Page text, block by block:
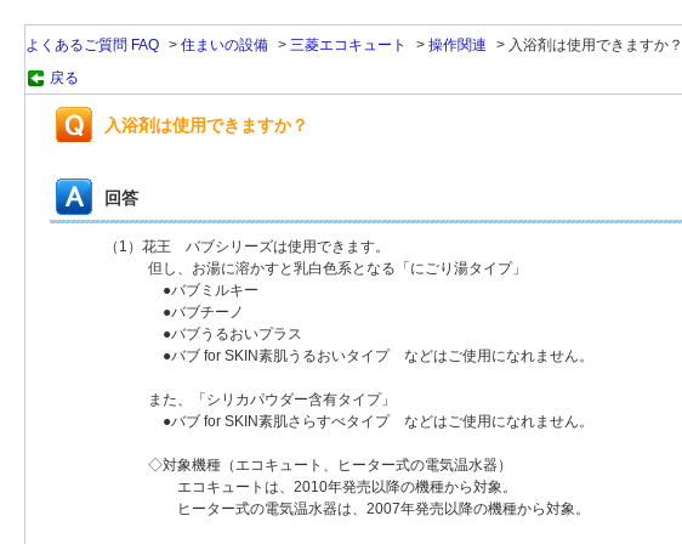
よくあるご質問 FAQ > 住まいの設備 > 三菱エコキュート > 操作関連 > 入浴剤は使用できますか？
戻る
入浴剤は使用できますか？
回答
（1）花王 バブシリーズは使用できます。
但し、お湯に溶かすと乳白色系となる「にごり湯タイプ」
●バブミルキー
●バブチーノ
●バブうるおいプラス
●バブ for SKIN素肌うるおいタイプ などはご使用になれません。
また、「シリカパウダー含有タイプ」
●バブ for SKIN素肌さらすべタイプ などはご使用になれません。
◇対象機種（エコキュート、ヒーター式の電気温水器）
エコキュートは、2010年発売以降の機種から対象。
ヒーター式の電気温水器は、2007年発売以降の機種から対象。